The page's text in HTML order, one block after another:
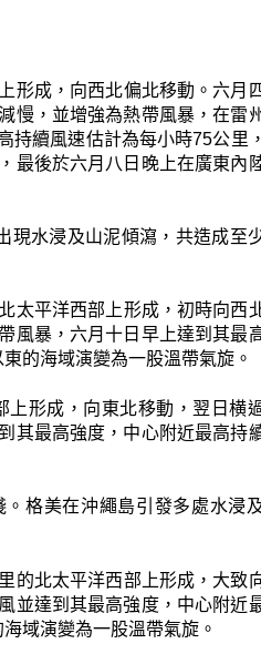
形成，向西北偏北移動。六月
慢，並增強為熱帶風暴，在雷
持續風速估計為每小時75公里
最後於六月八日晚上在廣東內
現水浸及山泥傾瀉，共造成至
太平洋西部上形成，初時向西
風暴，六月十日早上達到其最
的海域演變為一股溫帶氣旋。
形成，向東北移動，翌日横
其最高強度，中心附近最高持
格美在沖繩島引發多處水浸
的北太平洋西部上形成，大致
並達到其最高強度，中心附近
域演變為一股溫帶氣旋。